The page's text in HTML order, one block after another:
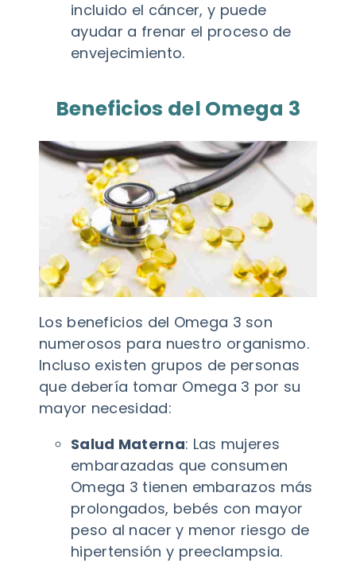
incluido el cáncer, y puede
ayudar a frenar el proceso de
envejecimiento.
Beneficios del Omega 3
Los beneficios del Omega 3 son
numerosos para nuestro organismo.
Incluso existen grupos de personas
que debería tomar Omega 3 por su
mayor necesidad:
Salud Materna: Las mujeres
embarazadas que consumen
Omega 3 tienen embarazos más
prolongados, bebés con mayor
peso al nacer y menor riesgo de
hipertensión y preeclampsia.